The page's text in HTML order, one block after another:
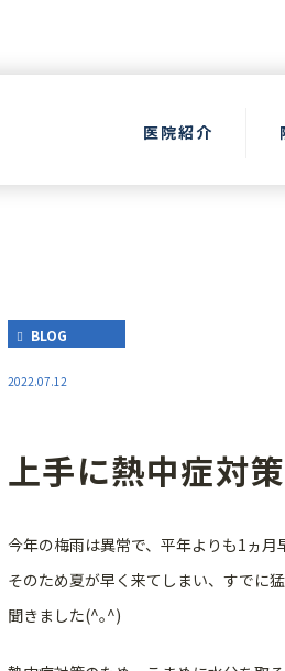
医院紹介
BLOG
2022.07.12
上手に熱中症対策
今年の梅雨は異常で、平年よりも1ヵ
そのため夏が早く来てしまい、すでに
聞きました(^｡^)